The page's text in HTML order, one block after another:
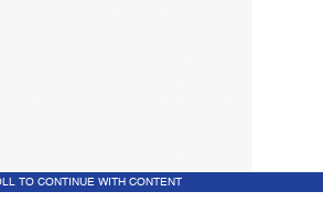
TO CONTINUE WITH CONTENT